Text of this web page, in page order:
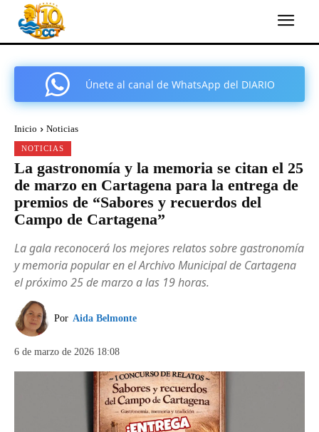
Únete al canal de WhatsApp del DIARIO
Inicio Noticias
NOTICIAS
La gastronomía y la memoria se citan el 25
de marzo en Cartagena para la entrega de
premios de “Sabores y recuerdos del
Campo de Cartagena”
La gala reconocerá los mejores relatos sobre gastronomía
y memoria popular en el Archivo Municipal de Cartagena
el próximo 25 de marzo a las 19 horas.
Por Aida Belmonte
6 de marzo de 2026 18:08